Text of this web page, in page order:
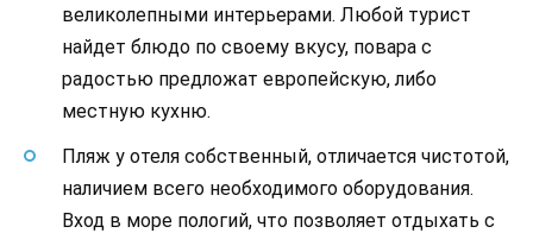
великолепными интерьерами. Любой турист
найдет блюдо по своему вкусу, повара с
радостью предложат европейскую, либо
местную кухню.
Пляж у отеля собственный, отличается чистотой,
наличием всего необходимого оборудования.
Вход в море пологий, что позволяет отдыхать с